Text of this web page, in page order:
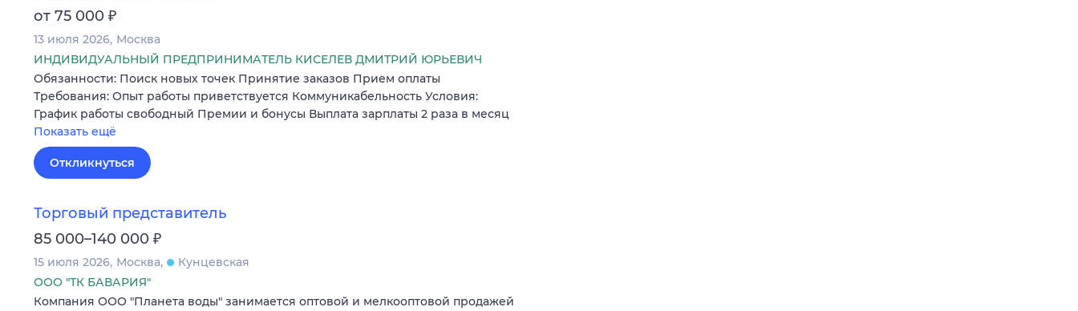
от 75 000 ₽
13 июля 2026 Москва
ИНДИВИДУАЛЬНЫЙ ПРЕДПРИНИМАТЕЛЬ КИСЕЛЕВ ДМИТРИЙ ЮРЬЕВИЧ
Обязанности: Поиск новых точек Принятие заказов Прием оплаты
Требования: Опыт работы приветствуется Коммуникабельность Условия:
График работы свободный Премии и бонусы Выплата зарплаты 2 раза в месяц
Показать ещё
Откликнуться
Торговый представитель
85 000–140 000 ₽
15 июля 2026 Москва
Кунцевская
ООО "ТК БАВАРИЯ"
Компания ООО "Планета воды" занимается оптовой и мелкооптовой продажей